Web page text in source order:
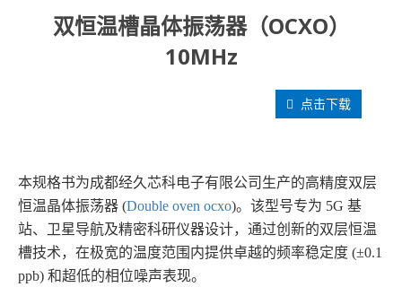
双恒温槽晶体振荡器（OCXO）
10MHz
点击下载
本规格书为成都经久芯科电子有限公司生产的高精度双层
恒温晶体振荡器 (Double oven ocxo)。该型号专为 5G 基
站、卫星导航及精密科研仪器设计，通过创新的双层恒温
槽技术，在极宽的温度范围内提供卓越的频率稳定度 (±0.1
ppb) 和超低的相位噪声表现。